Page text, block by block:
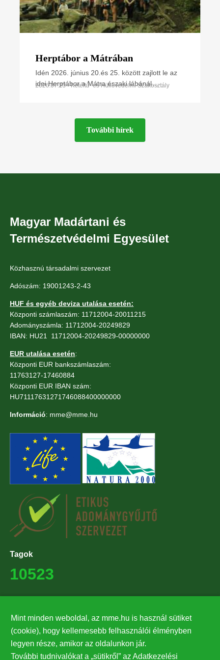
Herptábor a Mátrában
Idén 2026. június 20.és 25. között zajlott le az
idei Herptábor a Mátra északi lábánál
2026.07.23 • Kétéltű- és Hüllővédelmi Szakosztály
További hírek
Magyar Madártani és
Természetvédelmi Egyesület
Közhasznú társadalmi szervezet
Adószám: 19001243-2-43
HUF és egyéb deviza utalása esetén:
Központi számlaszám: 11712004-20011215
Adományszámla: 11712004-20249829
IBAN: HU21 11712004-20249829-00000000
EUR utalása esetén:
Központi EUR bankszámlaszám:
11763127-17460884
Központi EUR IBAN szám:
HU71117631271746088400000000
Információ: mme@mme.hu
Tagok
10523
27224
Hírlevél feliratkozás
Mint minden weboldal, az mme.hu is használ sütiket
(cookie), hogy kellemesebb felhasználói élményben
legyen része, amikor az oldalunkon jár.
További tudnivalókat a „sütikről” az Adatkezelési